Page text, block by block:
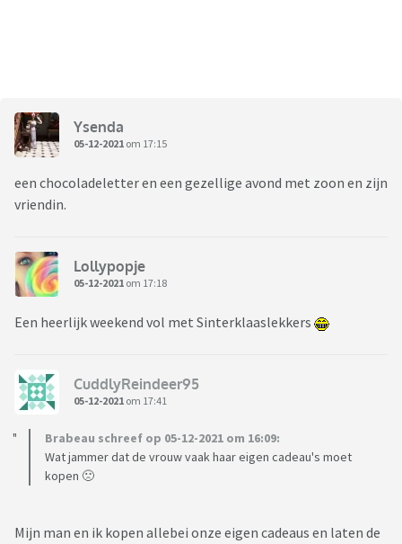
Ysenda
05-12-2021 om 17:15
een chocoladeletter en een gezellige avond met zoon en zijn
vriendin.
Lollypopje
05-12-2021 om 17:18
Een heerlijk weekend vol met Sinterklaaslekkers
CuddlyReindeer95
05-12-2021 om 17:41
Brabeau schreef op 05-12-2021 om 16:09:
Wat jammer dat de vrouw vaak haar eigen cadeau's moet
kopen 🙁
Mijn man en ik kopen allebei onze eigen cadeaus en laten de